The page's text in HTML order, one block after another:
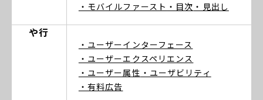
・モバイルファースト ・目次 ・見出し
や行
・ユーザーインターフェース
・ユーザーエクスペリエンス
・ユーザー属性 ・ユーザビリティ
・有料広告